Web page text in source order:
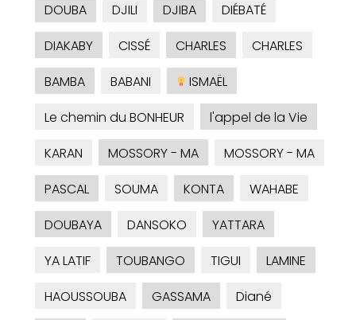
DOUBA
DJILI DJIBA
DIÉBATÉ
DIAKABY
CISSÉ CHARLES
CHARLES
BAMBA
BABANI
ISMAËL
Le chemin du BONHEUR
l'appel de la Vie
KARAN
MOSSORY - MA
MOSSORY - MA
PASCAL
SOUMA KONTA
WAHABE
DOUBAYA
DANSOKO
YATTARA
YA LATIF
TOUBANGO TIGUI
LAMINE
HAOUSSOUBA
GASSAMA Diané